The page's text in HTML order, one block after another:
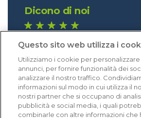
Dicono di noi
Eccellente (4,8)
Acquisti verificati
Questo sito web utilizza i
Utilizziamo i cookie per
annunci, per fornire funzionalità dei
analizzare il nostro traffico.
informazioni sul modo in cui utilizza il
nostri partner che si occupano di
pubblicità e social media, i quali
combinarle con altre informazioni che